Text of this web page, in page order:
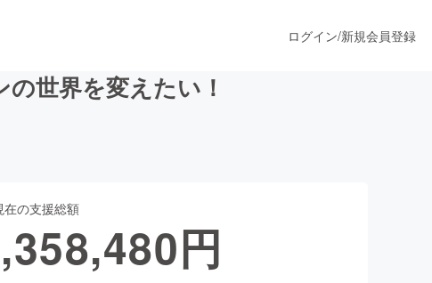
ス
ファッション
ログイン/新規会員登録
世界を変えたい！
在の支援総額
円